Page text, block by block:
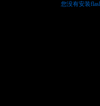
您没有安装